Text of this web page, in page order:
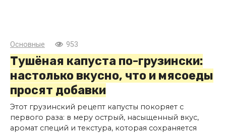
Основные 953
Тушёная капуста по-грузински:
настолько вкусно, что и мясоеды
просят добавки
Этот грузинский рецепт капусты покоряет с
первого раза: в меру острый, насыщенный вкус,
аромат специй и текстура, которая сохраняется